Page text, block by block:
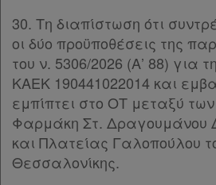
30. Τη διαπίστωση ότι
οι δύο προϋποθέσεις της
του ν. 5306/2026 (Α’ 88) για
ΚΑΕΚ 190441022014 και
εμπίπτει στο ΟΤ μεταξύ των
Φαρμάκη Στ. Δραγουμάνου
και Πλατείας Γαλοπούλου
Θεσσαλονίκης.